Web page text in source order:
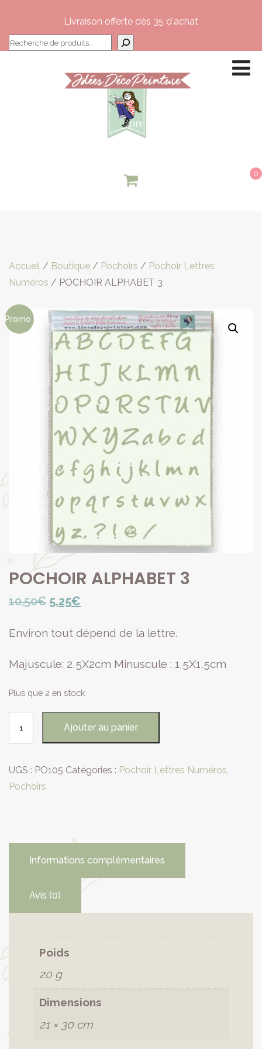
Livraison offerte dès 35 d'achat
0
Accueil / Boutique / Pochoirs / Pochoir Lettres
Numéros / POCHOIR ALPHABET 3
Promo !
POCHOIR ALPHABET 3
10,50€ Le
initial
était :
5,25€
actuel
est :
Environ tout dépend de la lettre.
Majuscule: 2,5X2cm Minuscule : 1,5X1,5cm
Plus que 2 en stock
ALPHABET
3
Ajouter au panier
UGS : PO105 Catégories : Pochoir Lettres Numéros,
Pochoirs
Informations complémentaires
Avis (0)
Poids
20 g
Dimensions
21 × 30 cm